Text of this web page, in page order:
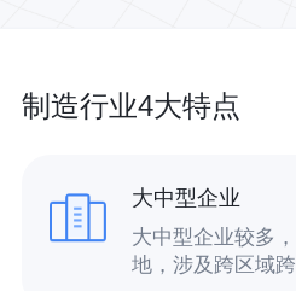
制造行业4大特点
大中型企业
大中型企业较多
地，涉及跨区域